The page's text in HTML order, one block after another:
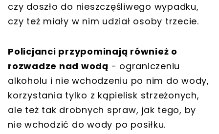
czy doszło do nieszczęśliwego wypadku,
czy też miały w nim udział osoby trzecie.
Policjanci przypominają również o
rozwadze nad wodą - ograniczeniu
alkoholu i nie wchodzeniu po nim do wody,
korzystania tylko z kąpielisk strzeżonych,
ale też tak drobnych spraw, jak tego, by
nie wchodzić do wody po posiłku.